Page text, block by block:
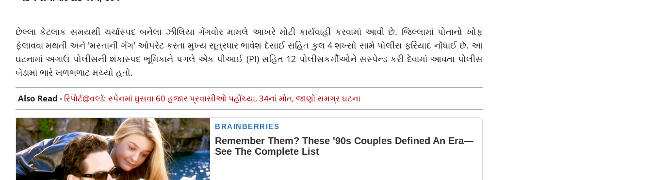
છેલ્લા કેટલાક સમયથી ચર્ચાસ્પદ બનેલા ઝીલિયા ગેંગવોર મામલે આખરે મોટી કાર્યવાહી કરવામાં આવી છે. જિલ્લામાં પોતાનો ખોફ
ફેલાવવા મથતી અને 'મસ્તાની ગેંગ' ઓપરેટ કરતા મુખ્ય સૂત્રધાર ભાવેશ દેસાઈ સહિત કુલ 4 શખ્સો સામે પોલીસ ફરિયાદ નોંધાઈ છે. આ
ઘટનામાં અગાઉ પોલીસની શંકાસ્પદ ભૂમિકાને પગલે એક પીઆઈ (PI) સહિત 12 પોલીસકર્મીઓને સસ્પેન્ડ કરી દેવામાં આવતા પોલીસ
બેડામાં ભારે ખળભળાટ મચ્યો હતો.
Also Read - રિપોર્ટ@વર્લ્ડ: સ્પેનમાં ઘુસવા 60 હજાર પ્રવાસીઓ પહોંચ્યા, 34નાં મોત, જાણો સમગ્ર ઘટના